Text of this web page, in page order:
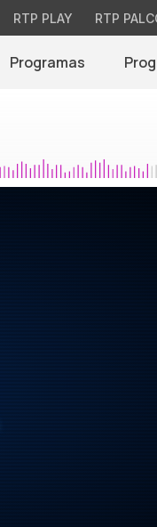
RTP PLAY RTP
Programas